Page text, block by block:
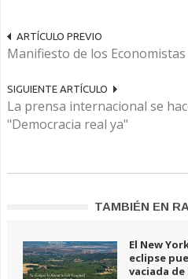
ARTÍCULO PREVIO
Manifiesto de los
SIGUIENTE ARTÍCULO
La prensa internacional se
"Democracia real ya"
TAMBIÉN EN
El New
eclipse
vaciada de